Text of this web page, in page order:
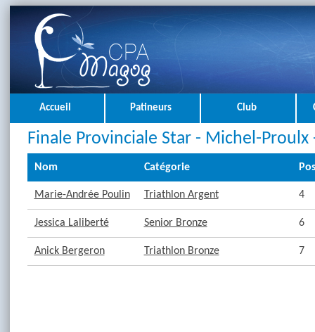
Accueil Patineurs Club
Finale Provinciale Star - Michel-Proulx
Nom Catégorie
Marie-Andrée Poulin Triathlon Argent 4
Jessica Laliberté Senior Bronze 6
Anick Bergeron Triathlon Bronze 7